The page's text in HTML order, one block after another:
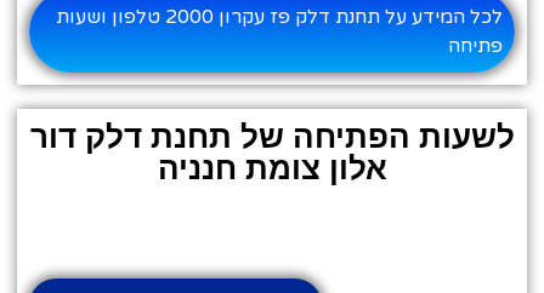
לכל המידע על תחנת דלק פז עקרון 2000 טלפון ושעות
פתיחה
לשעות הפתיחה של תחנת דלק דור
אלון צומת חנניה